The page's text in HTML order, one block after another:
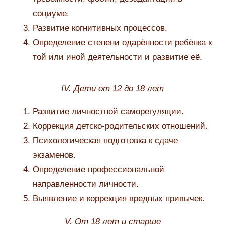
социуме.
Развитие когнитивных процессов.
Определение степени одарённости ребёнка к
той или иной деятельности и развитие её.
IV. Дети от 12 до 18 лет
Развитие личностной саморегуляции.
Коррекция детско-родительских отношений.
Психологическая подготовка к сдаче
экзаменов.
Определение профессиональной
направленности личности.
Выявление и коррекция вредных привычек.
V. От 18 лет и старше